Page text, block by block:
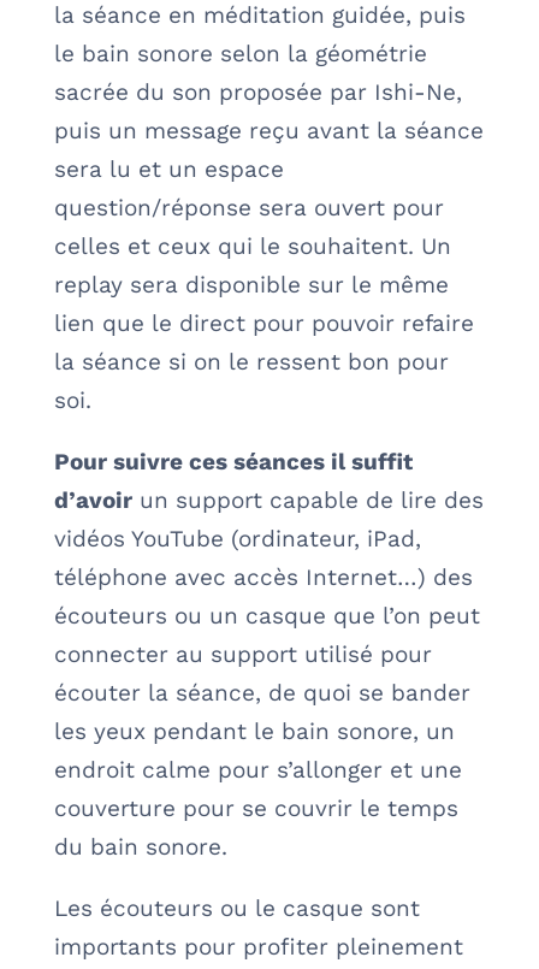
la séance en méditation guidée, puis
le bain sonore selon la géométrie
sacrée du son proposée par Ishi-Ne,
puis un message reçu avant la séance
sera lu et un espace
question/réponse sera ouvert pour
celles et ceux qui le souhaitent. Un
replay sera disponible sur le même
lien que le direct pour pouvoir refaire
la séance si on le ressent bon pour
soi.
Pour suivre ces séances il suffit
d’avoirun support capable de lire des
vidéos YouTube (ordinateur, iPad,
téléphone avec accès Internet…) des
écouteurs ou un casque que l’on peut
connecter au support utilisé pour
écouter la séance, de quoi se bander
les yeux pendant le bain sonore, un
endroit calme pour s’allonger et une
couverture pour se couvrir le temps
du bain sonore.
Les écouteurs ou le casque sont
importants pour profiter pleinement